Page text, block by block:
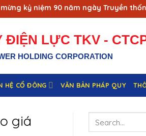
kỷ niệm 90 năm ngày Truyền
ĐIỆN LỰC TKV -
HOLDING CORPORATION
HỆ CỔ ĐÔNG VĂN BẢN PHÁP QUY
giá